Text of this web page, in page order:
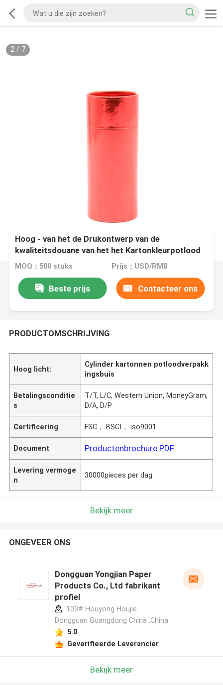
2/ 7
Hoog - van het de Drukontwerp van de
kwaliteitsdouane van het het Kartonkleurpotlood
Dozen van de de Buiscilinder de Verpakkende
MOQ：500 stuks Prijs：USD/RMB
Beste prijs Contacteer ons
PRODUCTOMSCHRIJVING
Hoog licht:
Cylinder kartonnen potloodverpakk
ingsbuis
Betalingsconditie
s
T/T, L/C, Western Union, MoneyGram,
D/A, D/P
Certificering FSC， BSCI， iso9001
Document Productenbrochure PDF
Levering vermoge
n
30000pieces per dag
Bekijk meer
ONGEVEER ONS
Dongguan Yongjian Paper
Products Co., Ltd fabrikant
profiel
103# Houyong Houjie
Dongguan Guangdong China ,China
5.0
Geverifieerde Leverancier
Bekijk meer